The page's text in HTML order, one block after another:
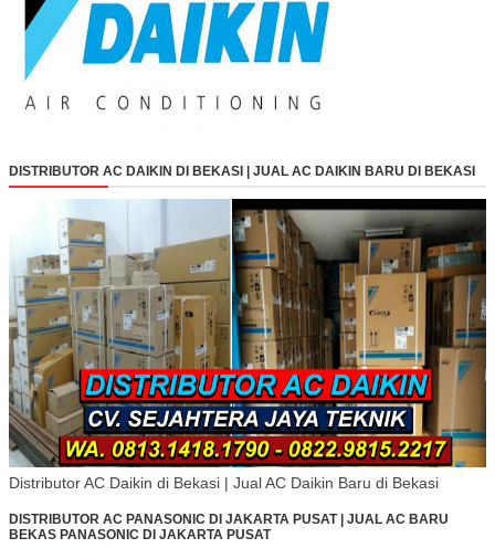
DISTRIBUTOR AC DAIKIN DI BEKASI | JUAL AC DAIKIN BARU DI BEKASI
Distributor AC Daikin di Bekasi | Jual AC Daikin Baru di Bekasi
DISTRIBUTOR AC PANASONIC DI JAKARTA PUSAT | JUAL AC BARU
BEKAS PANASONIC DI JAKARTA PUSAT